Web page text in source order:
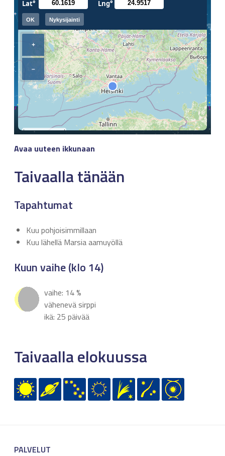
Avaa uuteen ikkunaan
Taivaalla tänään
Tapahtumat
Kuu pohjoisimmillaan
Kuu lähellä Marsia aamuyöllä
Kuun vaihe (klo 14)
vaihe: 14 %
vähenevä sirppi
ikä: 25 päivää
Taivaalla elokuussa
PALVELUT